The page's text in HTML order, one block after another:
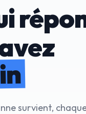
survient,